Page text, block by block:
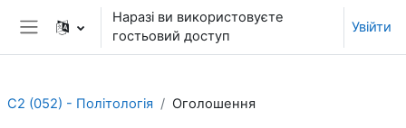
Перейти до головного вмісту
Бокова панель
Наразі ви використовуєте
гостьовий доступ
Увійти
C2 (052) - Політологія Оголошення